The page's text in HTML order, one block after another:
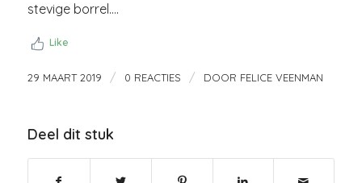
stevige borrel….
Like
29 MAART 2019 / 0 REACTIES / DOOR FELICE VEENMAN
Deel dit stuk